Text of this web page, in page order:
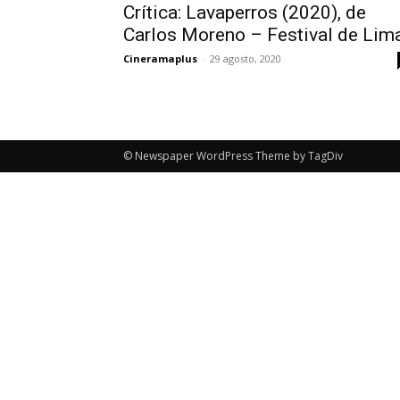
Crítica: Lavaperros (2020), de
Carlos Moreno – Festival de
Cineramaplus - 29 agosto, 2020
© Newspaper WordPress Theme by TagDiv